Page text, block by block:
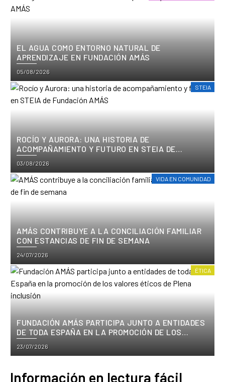
EL AGUA COMO ENTORNO NATURAL DE
APRENDIZAJE EN FUNDACIÓN AMÁS
Posted
on
05/08/2026
STEIA
ROCÍO Y AURORA: UNA HISTORIA DE
ACOMPAÑAMIENTO Y FUTURO EN STEIA DE
FUNDACIÓN AMÁS
Posted
on
03/08/2026
VIDA EN COMUNIDAD
AMÁS CONTRIBUYE A LA CONCILIACIÓN FAMILIAR
CON ESTANCIAS DE FIN DE SEMANA
Posted
on
24/07/2026
ÉTICA
FUNDACIÓN AMÁS PARTICIPA JUNTO A ENTIDADES
DE TODA ESPAÑA EN LA PROMOCIÓN DE LOS
VALORES ÉTICOS DE PLENA INCLUSIÓN
Posted
on
23/07/2026
Información en lectura fácil